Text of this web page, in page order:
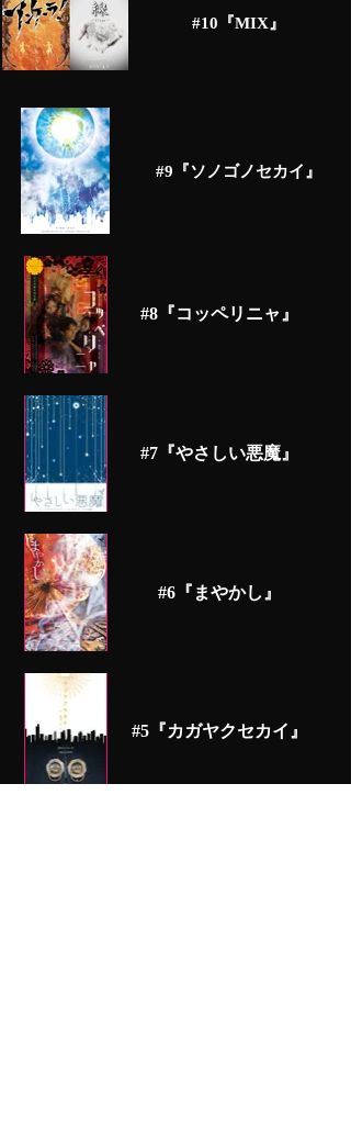
#10『MIX』
#9『ソノゴノセカイ』
#8『コッペリニャ』
#7『やさしい悪魔』
#6『まやかし』
#5『カガヤクセカイ』